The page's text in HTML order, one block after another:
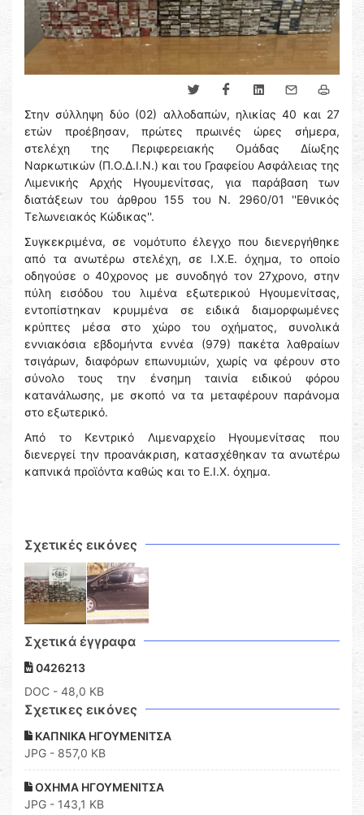
Στην σύλληψη δύο (02) αλλοδαπών, ηλικίας 40 και 27
ετών προέβησαν, πρώτες πρωινές ώρες σήμερα,
στελέχη της Περιφερειακής Ομάδας Δίωξης
Ναρκωτικών (Π.Ο.Δ.Ι.Ν.) και του Γραφείου Ασφάλειας της
Λιμενικής Αρχής Ηγουμενίτσας, για παράβαση των
διατάξεων του άρθρου 155 του Ν. 2960/01 ''Εθνικός
Τελωνειακός Κώδικας''.
Συγκεκριμένα, σε νομότυπο έλεγχο που διενεργήθηκε
από τα ανωτέρω στελέχη, σε Ι.Χ.Ε. όχημα, το οποίο
οδηγούσε ο 40χρονος με συνοδηγό τον 27χρονο, στην
πύλη εισόδου του λιμένα εξωτερικού Ηγουμενίτσας,
εντοπίστηκαν κρυμμένα σε ειδικά διαμορφωμένες
κρύπτες μέσα στο χώρο του οχήματος, συνολικά
εννιακόσια εβδομήντα εννέα (979) πακέτα λαθραίων
τσιγάρων, διαφόρων επωνυμιών, χωρίς να φέρουν στο
σύνολο τους την ένσημη ταινία ειδικού φόρου
κατανάλωσης, με σκοπό να τα μεταφέρουν παράνομα
στο εξωτερικό.
Από το Κεντρικό Λιμεναρχείο Ηγουμενίτσας που
διενεργεί την προανάκριση, κατασχέθηκαν τα ανωτέρω
καπνικά προϊόντα καθώς και το Ε.Ι.Χ. όχημα.
Σχετικές εικόνες
Σχετικά έγγραφα
0426213
DOC - 48,0 KB
Σχετικες εικόνες
ΚΑΠΝΙΚΑ ΗΓΟΥΜΕΝΙΤΣΑ
JPG - 857,0 KB
ΟΧΗΜΑ ΗΓΟΥΜΕΝΙΤΣΑ
JPG - 143,1 KB